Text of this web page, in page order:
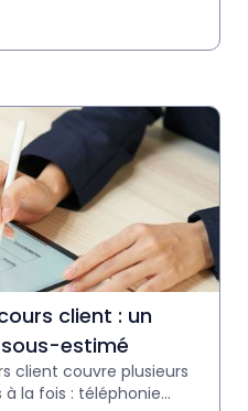
sous-estimé.
client : un
estimé
client couvre plusieurs
la fois : téléphonie